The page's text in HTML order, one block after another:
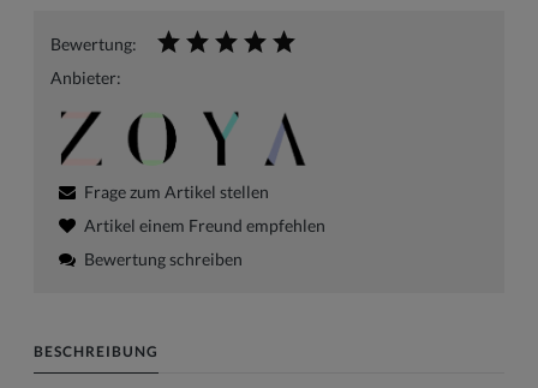
Bewertung:
Anbieter:
Frage zum Artikel stellen
Artikel einem Freund empfehlen
Bewertung schreiben
BESCHREIBUNG